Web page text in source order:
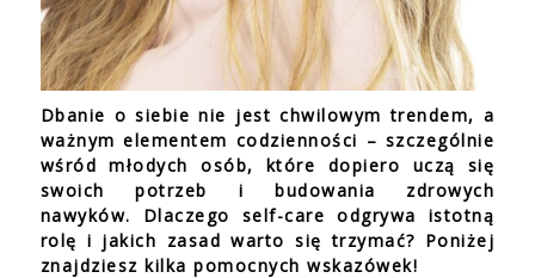
Dbanie o siebie nie jest chwilowym trendem, a
ważnym elementem codzienności – szczególnie
wśród młodych osób, które dopiero uczą się
swoich potrzeb i budowania zdrowych
nawyków. Dlaczego self-care odgrywa istotną
rolę i jakich zasad warto się trzymać? Poniżej
znajdziesz kilka pomocnych wskazówek!